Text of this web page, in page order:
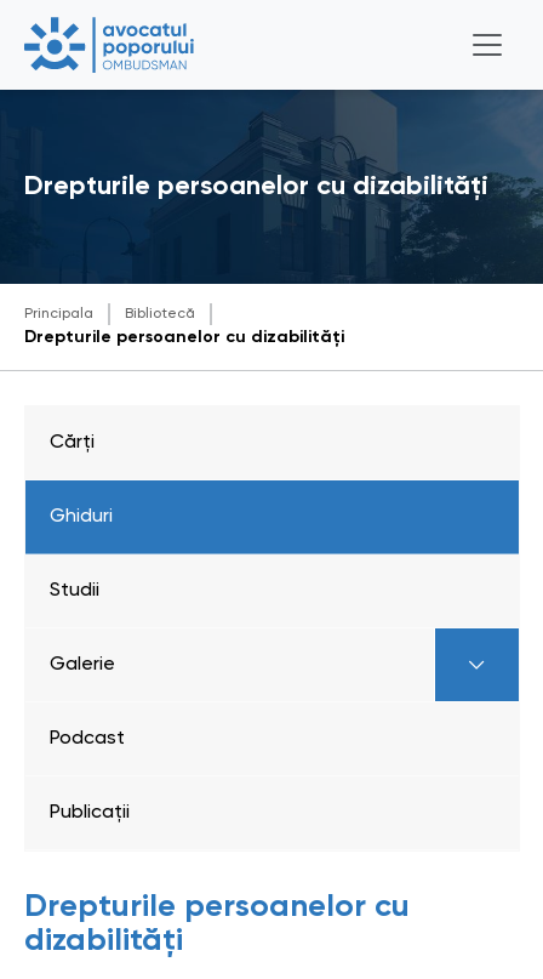
Drepturile persoanelor cu dizabilități
Principala Bibliotecă
Drepturile persoanelor cu dizabilități
Drepturile persoanelor cu
dizabilități
Cărți
Ghiduri
Studii
Galerie
Podcast
Publicații